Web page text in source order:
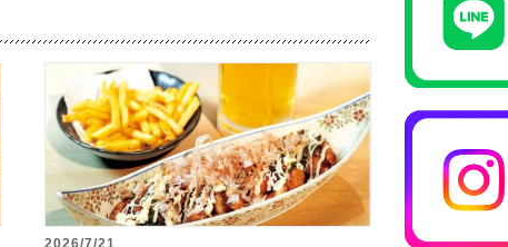
2026/7/21